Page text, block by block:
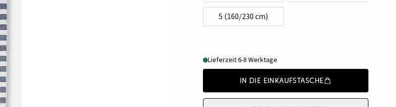
5 (160/230 cm)
Lieferzeit 6-8 Werktage
In die Einkaufstasche